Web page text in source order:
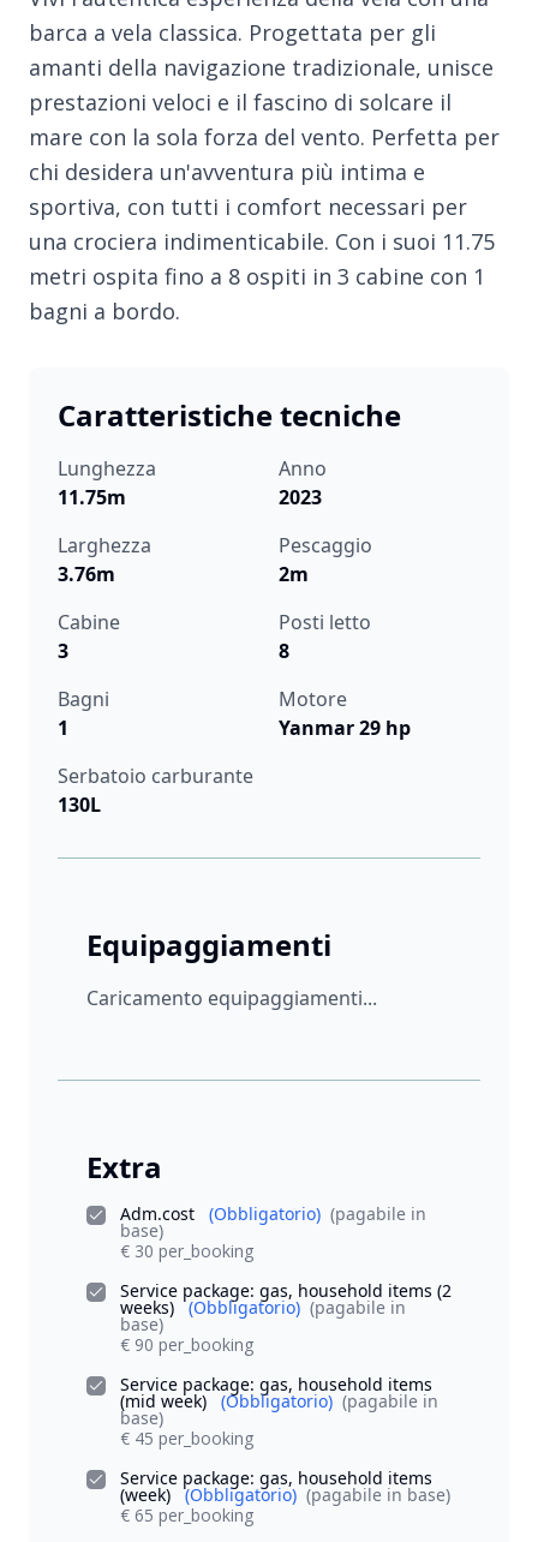
barca a vela classica. Progettata per gli
amanti della navigazione tradizionale, unisce
prestazioni veloci e il fascino di solcare il
mare con la sola forza del vento. Perfetta per
chi desidera un'avventura più intima e
sportiva, con tutti i comfort necessari per
una crociera indimenticabile. Con i suoi 11.75
metri ospita fino a 8 ospiti in 3 cabine con 1
bagni a bordo.
Caratteristiche tecniche
Lunghezza
11.75m
Anno
2023
Larghezza
3.76m
Pescaggio
2m
Cabine
3
Posti letto
8
Bagni
1
Motore
Yanmar 29 hp
Serbatoio carburante
130L
Equipaggiamenti
Caricamento equipaggiamenti...
Extra
Adm.cost (Obbligatorio) (pagabile in
base)
€ 30 per_booking
Service package: gas, household items (2
weeks) (Obbligatorio) (pagabile in
base)
€ 90 per_booking
Service package: gas, household items
(mid week) (Obbligatorio) (pagabile in
base)
€ 45 per_booking
Service package: gas, household items
(week) (Obbligatorio) (pagabile in base)
€ 65 per_booking